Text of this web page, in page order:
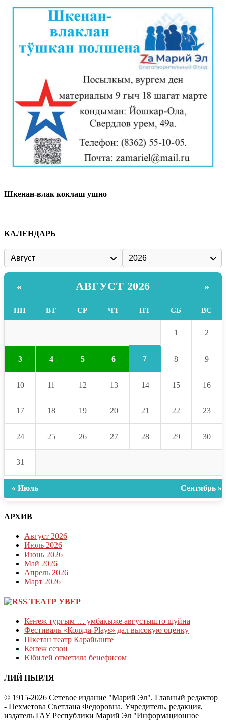
Шкенан-влак коклаш ушно
КАЛЕНДАРЬ
« АВГУСТ 2026 »
ПН ВТ СР ЧТ ПТ СБ ВС
1 2
3 4 5 6 7 8 9
10 11 12 13 14 15 16
17 18 19 20 21 22 23
24 25 26 27 28 29 30
31
« Июль Сентябрь »
АРХИВ
Август 2026
Июль 2026
Июнь 2026
Май 2026
Апрель 2026
Март 2026
ТЕАТР УВЕР
Кеҥеж тургым … умбакыже августышто шуйна
Фестиваль «Коляда-Plays» дал высокую оценку
Шкетан театр Карайыште
Кеҥеж сезон
Юбилей отметила бенефисом
ЛИЙ ПЫРЛЯ
© 1915-2026 Сетевое издание "Марий Эл". Главный редактор
- Пехметова Светлана Федоровна. Учредитель, редакция,
издатель ГАУ Республики Марий Эл "Информационное